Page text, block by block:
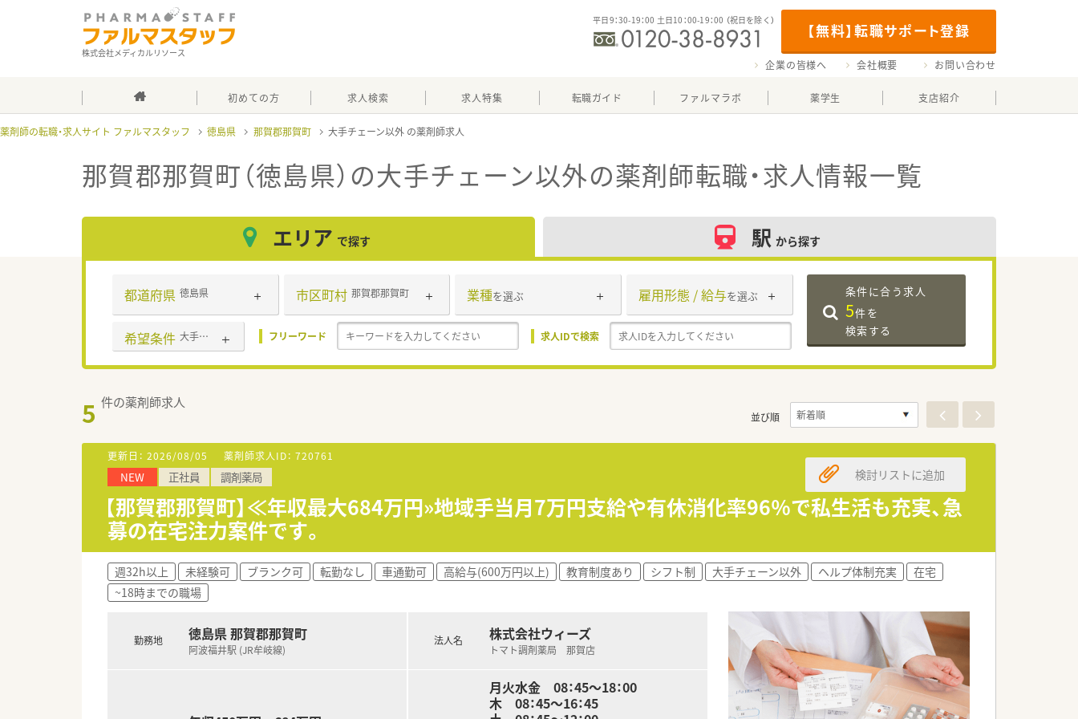
株式会社メディカルリソース
【無料】転職サポート登録
平日9：30-19：00 土日10：00-19：00 （祝日を除く）
企業の皆様へ 会社概要 お問い合わせ
初めての方 求人検索 求人特集 転職ガイド ファルマラボ 薬学生 支店紹介
薬剤師の転職・求人サイト ファルマスタッフ 徳島県 那賀郡那賀町 大手チェーン以外
那賀郡那賀町（徳島県）の大手チェーン以外の薬剤師転職・求人情報一覧
エリア で探す 駅 から探す
都道府県 徳島県 市区町村 那賀郡那賀町 業種を選ぶ 雇用形態 / 給与を選ぶ
希望条件 大手チェーン以外 フリーワード 求人IDで検索
条件に合う求人
5件を
検索する
5 件の薬剤師求人
並び順
更新日： 2026/08/05 薬剤師求人ID： 720761
NEW 正社員 調剤薬局
【那賀郡那賀町】≪年収最大684万円»地域手当月7万円支給や有休消化率96％で私生活も充実、急
募の在宅注力案件です。
検討リストに追加
週32h以上 未経験可 ブランク可 転勤なし 車通勤可 高給与(600万円以上) 教育制度あり シフト制 大手チェーン以外 ヘルプ体制充実
在宅
~18時までの職場
勤務地 徳島県 那賀郡那賀町
阿波福井駅 (JR牟岐線)
法人名 株式会社ウィーズ
トマト調剤薬局 那賀店
月火水金 08：45～18：00
木 08：45～16：45